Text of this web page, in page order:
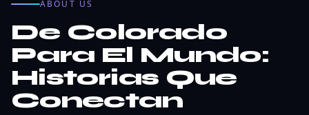
ABOUT US
De Colorado
Para El Mundo:
Historias Que
Conectan